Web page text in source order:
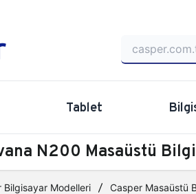
Tablet
N200 Masaüstü
Bilgisayar Modelleri Casper Masaüstü